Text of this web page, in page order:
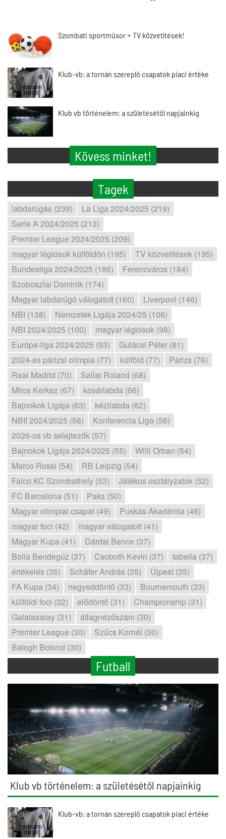
Szombati sportműsor + TV közvetítések!
Klub-vb: a tornán szereplő csapatok piaci értéke
Klub vb történelem: a születésétől napjainkig
Kövess minket!
Tagek
labdarúgás (239)
La Liga 2024/2025 (219)
Serie A 2024/2025 (213)
Premier League 2024/2025 (209)
magyar légiósok külföldön (195)
TV közvetítések (195)
Bundesliga 2024/2025 (186)
Ferencváros (184)
Szoboszlai Dominik (174)
Magyar labdarúgó válogatott (160)
Liverpool (146)
NBI (138)
Nemzetek Ligája 2024/25 (106)
NBI 2024/2025 (100)
magyar légiósok (98)
Európa-liga 2024/2025 (93)
Gulácsi Péter (81)
2024-es párizsi olimpia (77)
külföld (77)
Párizs (76)
Real Madrid (70)
Sallai Roland (68)
Milos Kerkez (67)
kosárlabda (66)
Bajnokok Ligája (63)
kézilabda (62)
NBII 2024/2025 (58)
Konferencia Liga (58)
2026-os vb selejtezők (57)
Bajnokok Ligája 2024/2025 (55)
Willi Orban (54)
Marco Rossi (54)
RB Leipzig (54)
Falco KC Szombathely (53)
Játékos osztályzatok (52)
FC Barcelona (51)
Paks (50)
Magyar olimpiai csapat (49)
Puskás Akadémia (46)
magyar foci (42)
magyar válogatott (41)
Magyar Kupa (41)
Dárdai Bence (37)
Bolla Bendegúz (37)
Csoboth Kevin (37)
tabella (37)
értékelés (35)
Schäfer András (35)
Újpest (35)
FA Kupa (34)
negyeddöntő (33)
Bournemouth (33)
külföldi foci (32)
elődöntő (31)
Championship (31)
Galatasaray (31)
átlagnézőszám (30)
Premier League (30)
Szűcs Kornél (30)
Balogh Botond (30)
Futball
Klub vb történelem: a születésétől napjainkig
Klub-vb: a tornán szereplő csapatok piaci értéke